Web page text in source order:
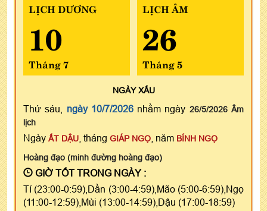
LỊCH DƯƠNG
10
Tháng 7
LỊCH ÂM
26
Tháng 5
NGÀYXẤU
Thứ sáu, ngày 10/7/2026nhằm ngày 26/5/2026 Âm
lịch
Ngày ẤT DẬU , tháng GIÁP NGỌ , năm BÍNH NGỌ
Hoàng đạo (minh đường hoàng đạo)
GIỜ TỐT TRONG NGÀY :
Tí (23:00-0:59),Dần (3:00-4:59),Mão (5:00-6:59),Ngọ
(11:00-12:59),Mùi (13:00-14:59),Dậu (17:00-18:59)